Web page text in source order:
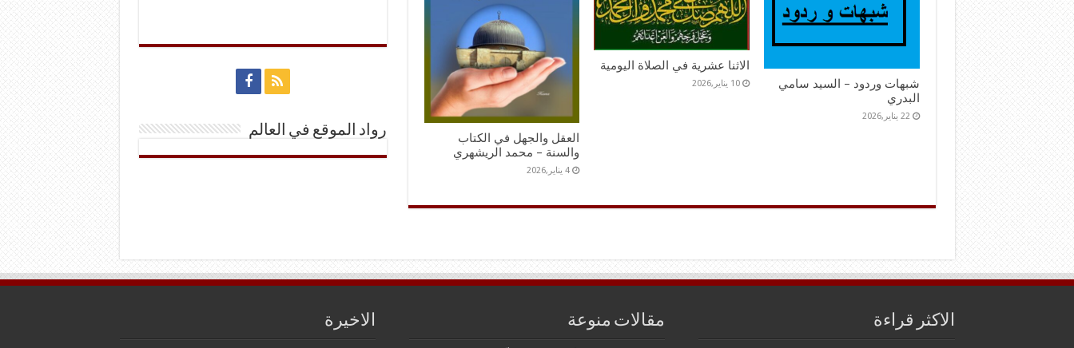
شبهات وردود – السيد سامي
البدري
22 يناير,2026
الاثنا عشرية في الصلاة اليومية
10 يناير,2026
العقل والجهل في الكتاب
والسنة – محمد الريشهري
4 يناير,2026
رواد الموقع في العالم
الاكثر قراءة مقالات منوعة الاخيرة